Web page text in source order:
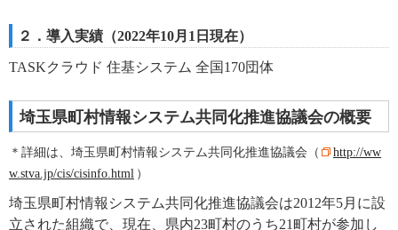
２．導入実績 （2022年10月1日現在）
TASKクラウド 住基システム 全国170団体
埼玉県町村情報システム共同化推進協議会の概要
＊詳細は、埼玉県町村情報システム共同化推進協議会（
http://ww
w.stva.jp/cis/cisinfo.html ）
埼玉県町村情報システム共同化推進協議会は2012年5月に設
立された組織で、現在、県内23町村のうち21町村が参加し